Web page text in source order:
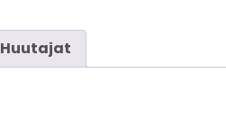
Huutajat